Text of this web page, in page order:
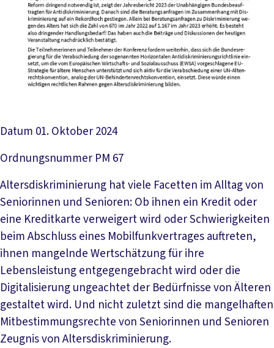
Datum 01. Oktober 2024
Ordnungsnummer PM 67
Altersdiskriminierung hat viele Facetten im Alltag von
Seniorinnen und Senioren: Ob ihnen ein Kredit oder
eine Kreditkarte verweigert wird oder Schwierigkeiten
beim Abschluss eines Mobilfunkvertrages auftreten,
ihnen mangelnde Wertschätzung für ihre
Lebensleistung entgegengebracht wird oder die
Digitalisierung ungeachtet der Bedürfnisse von Älteren
gestaltet wird. Und nicht zuletzt sind die mangelhaften
Mitbestimmungsrechte von Seniorinnen und Senioren
Zeugnis von Altersdiskriminierung.